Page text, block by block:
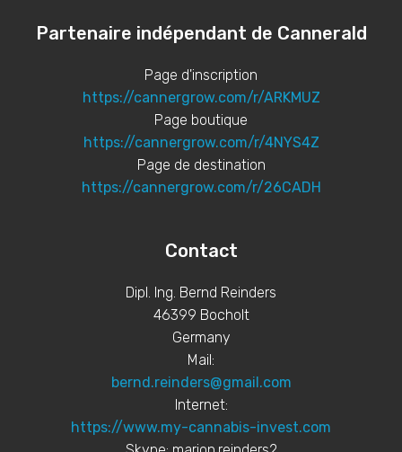
Partenaire indépendant de Cannerald
Page d'inscription
https://cannergrow.com/r/ARKMUZ
Page boutique
https://cannergrow.com/r/4NYS4Z
Page de destination
https://cannergrow.com/r/26CADH
Contact
Dipl. Ing. Bernd Reinders
46399 Bocholt
Germany
Mail:
bernd.reinders@gmail.com
Internet:
https://www.my-cannabis-invest.com